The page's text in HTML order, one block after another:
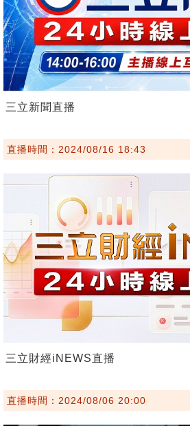
三立新聞直播
直播時間：2024/08/16 18:43
三立財經iNEWS直播
直播時間：2024/08/06 20:00